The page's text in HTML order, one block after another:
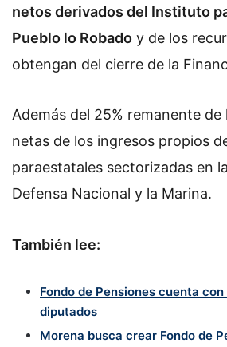
netos derivados del Instituto
Pueblo lo Robado y de los
obtengan del cierre de la
Además del 25% remanente de
netas de los ingresos propios
paraestatales sectorizadas en
Defensa Nacional y la Marina.
También lee:
Fondo de Pensiones cuenta
diputados
Morena busca crear Fondo de